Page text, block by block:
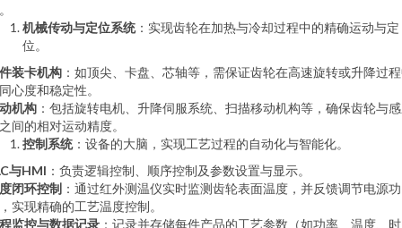
机械传动与定位系统：实现齿轮在加热与冷却过程中的精确运动与定
位。
装卡机构 ：如顶尖、卡盘、芯轴等，需保证齿轮在高速旋转或升降过
心度和稳定性。
机构 ：包括旋转电机、升降伺服系统、扫描移动机构等，确保齿轮与
间的相对运动精度。
控制系统：设备的大脑，实现工艺过程的自动化与智能化。
与HMI ：负责逻辑控制、顺序控制及参数设置与显示。
闭环控制 ：通过红外测温仪实时监测齿轮表面温度，并反馈调节电源功
实现精确的工艺温度控制。
监控与数据记录 ：记录并存储每件产品的工艺参数（如功率、温度、时